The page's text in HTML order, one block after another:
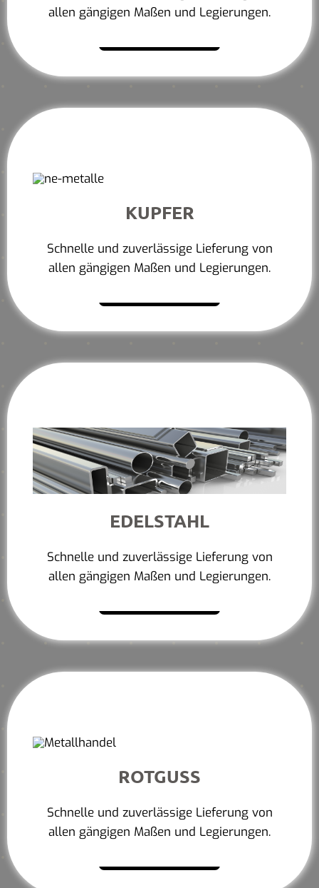
allen gängigen Maßen und Legierungen.
KUPFER
Schnelle und zuverlässige Lieferung von
allen gängigen Maßen und Legierungen.
EDELSTAHL
Schnelle und zuverlässige Lieferung von
allen gängigen Maßen und Legierungen.
ROTGUSS
Schnelle und zuverlässige Lieferung von
allen gängigen Maßen und Legierungen.